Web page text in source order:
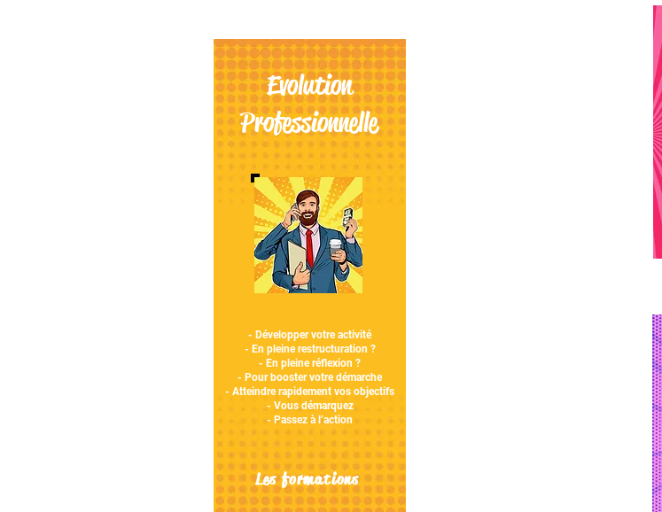
Evolution
Professionnelle
Les formations
- Développer votre activité
- En pleine restructuration ?
- En pleine réflexion ?
- Pour booster votre démarche
- Atteindre rapidement vos objectifs
- Vous démarquez
- Passez à l’action